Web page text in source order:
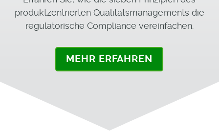
produktzentrierten Qualitätsmanagements die
regulatorische Compliance vereinfachen.
MEHR ERFAHREN